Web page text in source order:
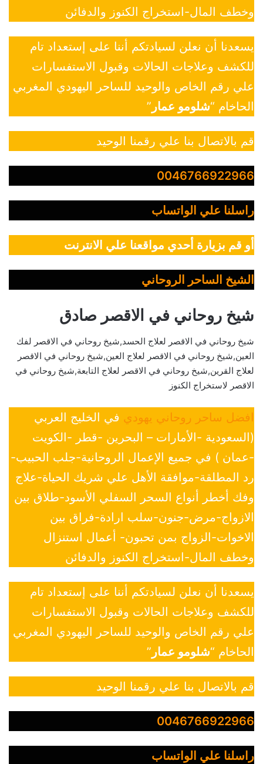
وخطف المال-استخراج الكنوز والدفائن
يسعدنا أن نعلن لسيادتكم أننا على إستعداد تام
للكشف وعلاجات الحالات وقبول الاستفسارات
علي رقم الخاص والوحيد للساحر اليهودي المغربي
الحاخام “شلومو عمار ”
قم بالاتصال بنا علي رقمنا الوحيد
0046766922966
راسلنا علي الواتساب
أو قم بزيارة أحدي مواقعنا علي الانترنت
الشيخ الساحر الروحاني
شيخ روحاني في الاقصر صادق
شيخ روحاني في الاقصر لعلاج الحسد,شيخ روحاني في الاقصر لفك
العين,شيخ روحاني في الاقصر لعلاج العين,شيخ روحاني في الاقصر
لعلاج القرين,شيخ روحاني في الاقصر لعلاج التابعة,شيخ روحاني في
الاقصر لاستخراج الكنوز
افضل ساحر روحاني يهودي في الخليج العربي
(السعودية -الأمارات – البحرين -قطر -الكويت
-عمان ) في جميع الإعمال الروحانية-جلب الحبيب-
رد المطلقة-موافقة الأهل علي شريك الحياة-علاج
وفك أخطر أنواع السحر السفلي الأسود-طلاق بين
الازواج-مرض-جنون-سلب ارادة-فراق بين
الاخوات-الزواج بمن تحبون- أعمال استنزال
وخطف المال-استخراج الكنوز والدفائن
يسعدنا أن نعلن لسيادتكم أننا على إستعداد تام
للكشف وعلاجات الحالات وقبول الاستفسارات
علي رقم الخاص والوحيد للساحر اليهودي المغربي
الحاخام “شلومو عمار ”
قم بالاتصال بنا علي رقمنا الوحيد
0046766922966
راسلنا علي الواتساب